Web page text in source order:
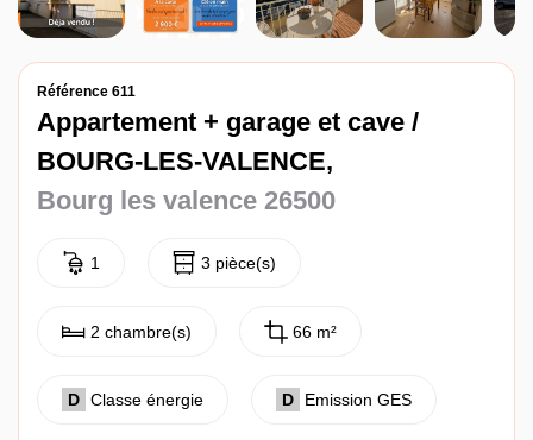
Référence 611
Appartement + garage et cave /
BOURG-LES-VALENCE,
Bourg les valence 26500
1 3 pièce(s)
2 chambre(s) 66 m²
D Classe énergie D Emission GES